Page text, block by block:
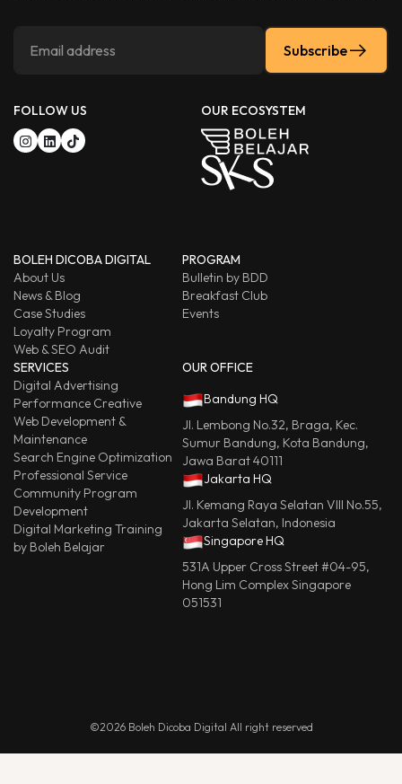
Subscribe
FOLLOW US OUR ECOSYSTEM
BOLEH DICOBA DIGITAL
About Us
News & Blog
Case Studies
Loyalty Program
Web & SEO Audit
PROGRAM
Bulletin by BDD
Breakfast Club
Events
SERVICES
Digital Advertising
Performance Creative
Web Development &
Maintenance
Search Engine Optimization
Professional Service
Community Program
Development
Digital Marketing Training
by Boleh Belajar
OUR OFFICE
Bandung HQ
Jl. Lembong No.32, Braga, Kec.
Sumur Bandung, Kota Bandung,
Jawa Barat 40111
Jakarta HQ
Jl. Kemang Raya Selatan VIII No.55,
Jakarta Selatan, Indonesia
Singapore HQ
531A Upper Cross Street #04-95,
Hong Lim Complex Singapore
051531
©2026 Boleh Dicoba Digital All right reserved